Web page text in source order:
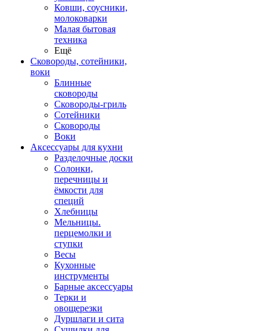
Ковши, соусники,
молоковарки
Малая бытовая
техника
Ещё
Сковороды, сотейники,
воки
Блинные
сковороды
Сковороды-гриль
Сотейники
Сковороды
Воки
Аксессуары для кухни
Разделочные доски
Солонки,
перечницы и
ёмкости для
специй
Хлебницы
Мельницы.
перцемолки и
ступки
Весы
Кухонные
инструменты
Барные аксессуары
Терки и
овощерезки
Дуршлаги и сита